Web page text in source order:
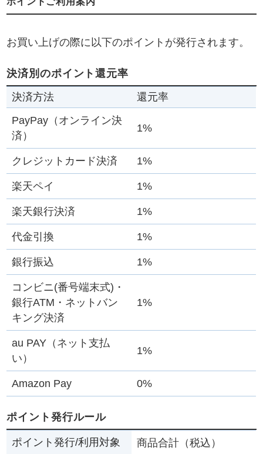
お買い上げの際に以下のポイントが発行されます。
決済別のポイント還元率
決済方法
還元率
PayPay（オンライン決
済）
1%
クレジットカード決済 1%
楽天ペイ 1%
楽天銀行決済 1%
代金引換 1%
銀行振込 1%
コンビニ(番号端末式)・
銀行ATM・ネットバン
キング決済
1%
au PAY（ネット支払
い）
1%
Amazon Pay 0%
ポイント発行ルール
ポイント発行/利用対象 商品合計（税込）